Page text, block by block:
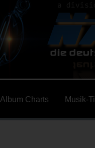
Album Charts Musik-